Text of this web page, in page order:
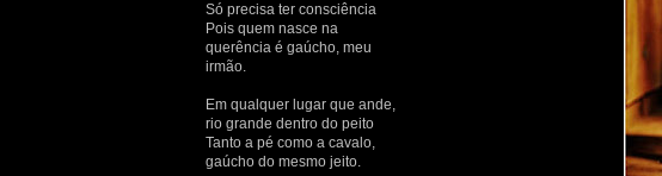
Só precisa ter consciência
Pois quem nasce na
querência é gaúcho, meu
irmão.
Em qualquer lugar que ande,
rio grande dentro do peito
Tanto a pé como a cavalo,
gaúcho do mesmo jeito.